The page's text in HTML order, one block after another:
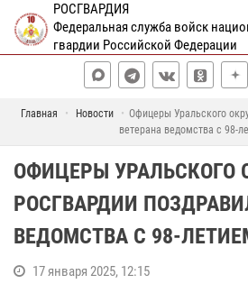
РОСГВАРДИЯ
Федеральная служба войск
гвардии Российской Федерации
Главная Новости
Офицеры Уральского
ветерана ведомства с 98-
ОФИЦЕРЫ УРАЛЬСКОГО
РОСГВАРДИИ
ВЕДОМСТВА С 98-
17 января 2025, 12:15